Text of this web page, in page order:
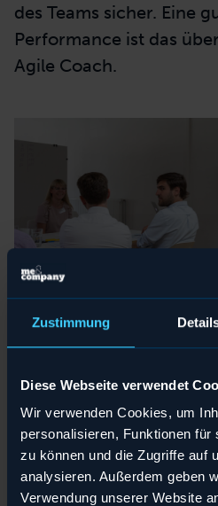
Zustimmung
Diese Webseite verwendet
Wir verwenden Cookies, um
personalisieren, Funktionen für
zu können und die Zugriffe auf
analysieren. Außerdem geben
Verwendung unserer Website
des Teams sicher. Eine
Performance ist das
Agile Coach.
Alex von Me & Company als
Teilen
Anders als eine
tayloristischen System
Teilen
Teilen
Teilen
Teilen
Teilen
Teilen
Teilen
Teilen
Teilen
Teilen
Teilen
Teilen
Teilen
Teilen
Teilen
Teilen
Teilen
Teilen
Teilen
Teilen
Teilen
Teilen
Teilen
Teilen